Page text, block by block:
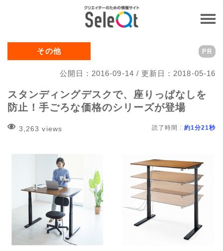
その他
公開日：2016-09-14 / 更新日：2018-05-16
PR
スタンディングデスクで、座りっぱなしを
防止！手ごろな価格のシリーズが登場
3,263 views 読了時間 : 約1分21秒